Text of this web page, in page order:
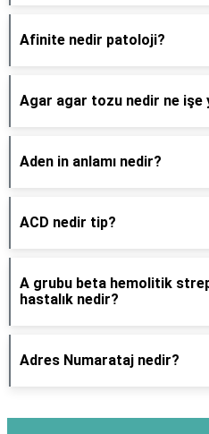
Afinite nedir patoloji?
Agar agar tozu nedir ne işe
Aden in anlamı nedir?
ACD nedir tip?
A grubu beta hemolitik
hastalık nedir?
Adres Numarataj nedir?